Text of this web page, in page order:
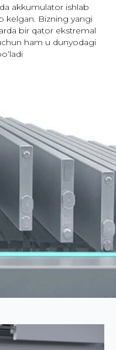
akkumulator ishlab
kelgan. Bizning yangi
bir qator ekstremal
ham u dunyodagi